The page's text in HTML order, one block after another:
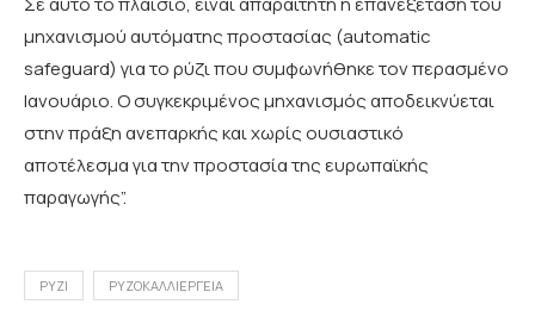
μηχανισμού αυτόματης προστασίας (automatic
safeguard) για το ρύζι που συμφωνήθηκε τον περασμένο
Ιανουάριο. Ο συγκεκριμένος μηχανισμός αποδεικνύεται
στην πράξη ανεπαρκής και χωρίς ουσιαστικό
αποτέλεσμα για την προστασία της ευρωπαϊκής
παραγωγής”.
ΡΥΖΙ ΡΥΖΟΚΑΛΛΙΕΡΓΕΙΑ